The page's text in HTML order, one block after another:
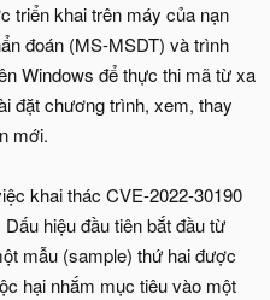
triển khai trên máy của nạn
đoán (MS-MSDT) và trình
Windows để thực thi mã từ xa
đặt chương trình, xem, thay
mới.
khai thác CVE-2022-30190
hiệu đầu tiên bắt đầu từ
mẫu (sample) thứ hai được
hại nhắm mục tiêu vào một